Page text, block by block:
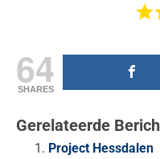
64
SHARES
Gerelateerde
Project Hessdalen